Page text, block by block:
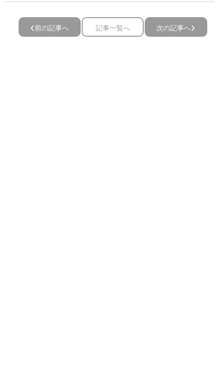
前の記事へ 記事一覧へ 次の記事へ